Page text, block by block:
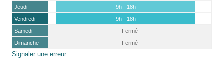
Jeudi
9h - 18h
Vendredi
9h - 18h
Samedi
Fermé
Dimanche
Fermé
Signaler une erreur